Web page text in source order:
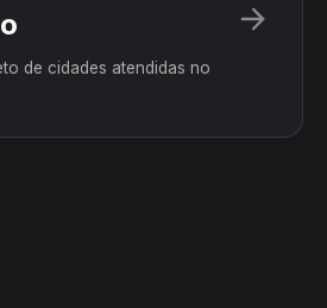
de cidades atendidas no